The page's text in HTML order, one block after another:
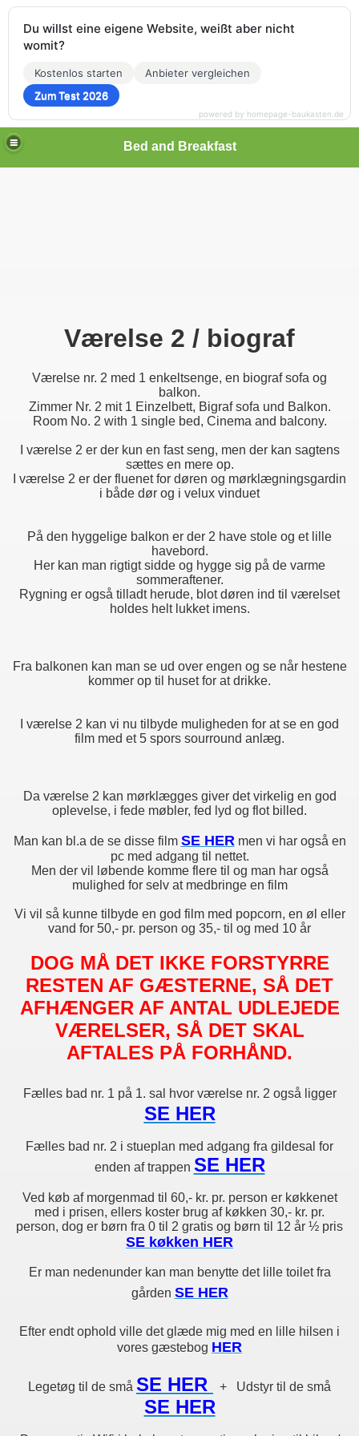
Bed and Breakfast
Værelse 2 / biograf
Værelse nr. 2 med 1 enkeltsenge, en biograf sofa og
balkon.
Zimmer Nr. 2 mit 1 Einzelbett, Bigraf sofa und Balkon.
Room No. 2 with 1 single bed, Cinema and balcony.
I værelse 2 er der kun en fast seng, men der kan sagtens
sættes en mere op.
I værelse 2 er der fluenet for døren og mørklægningsgardin
i både dør og i velux vinduet
På den hyggelige balkon er der 2 have stole og et lille
havebord.
Her kan man rigtigt sidde og hygge sig på de varme
sommeraftener.
Rygning er også tilladt herude, blot døren ind til værelset
holdes helt lukket imens.
Fra balkonen kan man se ud over engen og se når hestene
kommer op til huset for at drikke.
I værelse 2 kan vi nu tilbyde muligheden for at se en god
film med et 5 spors sourround anlæg.
Da værelse 2 kan mørklægges giver det virkelig en god
oplevelse, i fede møbler, fed lyd og flot billed.
Man kan bl.a de se disse film SE HER men vi har også en
pc med adgang til nettet.
Men der vil løbende komme flere til og man har også
mulighed for selv at medbringe en film
Vi vil så kunne tilbyde en god film med popcorn, en øl eller
vand for 50,- pr. person og 35,- til og med 10 år
DOG MÅ DET IKKE FORSTYRRE
RESTEN AF GÆSTERNE, SÅ DET
AFHÆNGER AF ANTAL UDLEJEDE
VÆRELSER, SÅ DET SKAL
AFTALES PÅ FORHÅND.
Fælles bad nr. 1 på 1. sal hvor værelse nr. 2 også ligger
SE HER
Fælles bad nr. 2 i stueplan med adgang fra gildesal for
enden af trappen SE HER
Ved køb af morgenmad til 60,- kr. pr. person er køkkenet
med i prisen, ellers koster brug af køkken 30,- kr. pr.
person, dog er børn fra 0 til 2 gratis og børn til 12 år ½ pris
SE køkken HER
Er man nedenunder kan man benytte det lille toilet fra
gården SE HER
Efter endt ophold ville det glæde mig med en lille hilsen i
vores gæstebog HER
Legetøg til de små SE HER + Udstyr til de små
SE HER
Du willst eine eigene Website, weißt aber nicht
womit?
Kostenlos starten
Anbieter vergleichen
Zum Test 2026
powered by homepage-baukasten.de